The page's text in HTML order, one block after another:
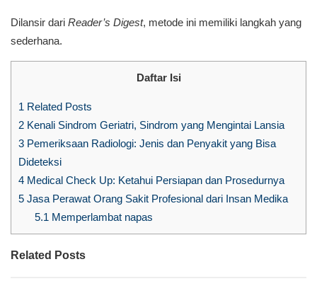
Dilansir dari Reader’s Digest, metode ini memiliki langkah yang
sederhana.
Daftar Isi
1 Related Posts
2 Kenali Sindrom Geriatri, Sindrom yang Mengintai Lansia
3 Pemeriksaan Radiologi: Jenis dan Penyakit yang Bisa
Dideteksi
4 Medical Check Up: Ketahui Persiapan dan Prosedurnya
5 Jasa Perawat Orang Sakit Profesional dari Insan Medika
5.1 Memperlambat napas
Related Posts